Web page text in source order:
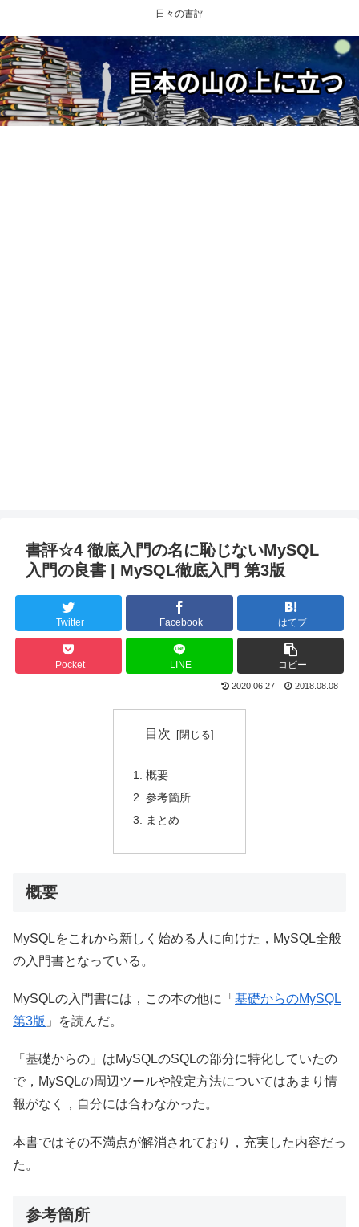
日々の書評
書評☆4 徹底入門の名に恥じないMySQL
入門の良書 | MySQL徹底入門 第3版
Twitter Facebook はてブ
Pocket LINE コピー
2020.06.27 2018.08.08
目次
概要
参考箇所
まとめ
概要
MySQLをこれから新しく始める人に向けた，MySQL全般
の入門書となっている。
MySQLの入門書には，この本の他に「 基礎からのMySQL
第3版 」を読んだ。
「基礎からの」はMySQLのSQLの部分に特化していたの
で，MySQLの周辺ツールや設定方法についてはあまり情
報がなく，自分には合わなかった。
本書ではその不満点が解消されており，充実した内容だっ
た。
参考箇所